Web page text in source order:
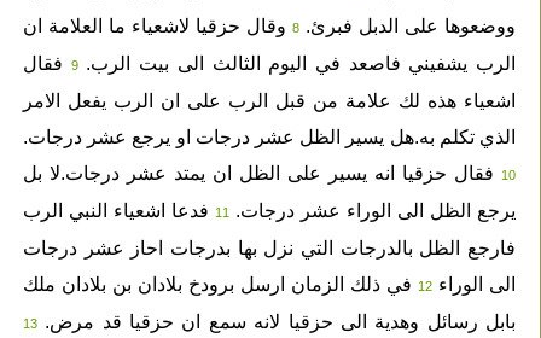
ووضعوها على الدبل فبرئ. 8وقال حزقيا لاشعياء ما العلامة ان
الرب يشفيني فاصعد في اليوم الثالث الى بيت الرب. 9فقال
اشعياء هذه لك علامة من قبل الرب على ان الرب يفعل الامر
الذي تكلم به.هل يسير الظل عشر درجات او يرجع عشر درجات.
10فقال حزقيا انه يسير على الظل ان يمتد عشر درجات.لا بل
يرجع الظل الى الوراء عشر درجات.
11فدعا اشعياء النبي الرب
فارجع الظل بالدرجات التي نزل بها بدرجات احاز عشر درجات
الى الوراء 12في ذلك الزمان ارسل برودخ بلادان بن بلادان ملك
بابل رسائل وهدية الى حزقيا لانه سمع ان حزقيا قد مرض. 13